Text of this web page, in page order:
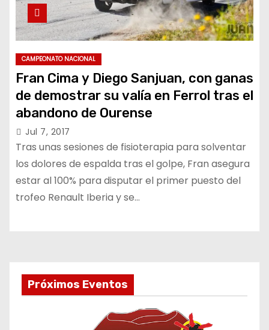
CAMPEONATO NACIONAL
Fran Cima y Diego Sanjuan, con ganas
de demostrar su valía en Ferrol tras el
abandono de Ourense
Jul 7, 2017
Tras unas sesiones de fisioterapia para solventar
los dolores de espalda tras el golpe, Fran asegura
estar al 100% para disputar el primer puesto del
trofeo Renault Iberia y se…
Próximos Eventos